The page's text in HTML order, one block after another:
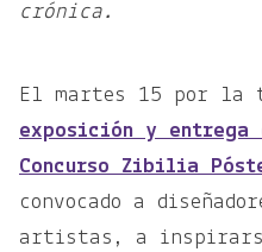
crónica.
El martes 15 por la
exposición y entrega
Concurso Zibilia
convocado a
artistas, a